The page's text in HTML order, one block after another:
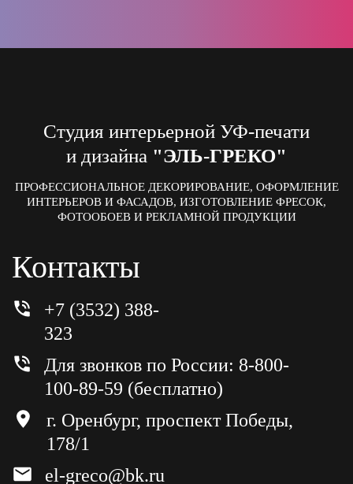
Студия интерьерной УФ-печати
и дизайна "ЭЛЬ-ГРЕКО"
ПРОФЕССИОНАЛЬНОЕ ДЕКОРИРОВАНИЕ, ОФОРМЛЕНИЕ
ИНТЕРЬЕРОВ И ФАСАДОВ, ИЗГОТОВЛЕНИЕ ФРЕСОК,
ФОТООБОЕВ И РЕКЛАМНОЙ ПРОДУКЦИИ
Контакты
+7 (3532) 388-
323
Для звонков по России: 8-800-
100-89-59 (бесплатно)
г. Оренбург, проспект Победы,
178/1
el-greco@bk.ru